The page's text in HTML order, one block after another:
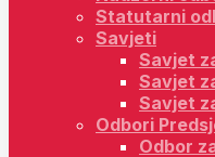
Statutarni
Savjeti
Savjet
Savjet
Savjet
Odbori
Odbor